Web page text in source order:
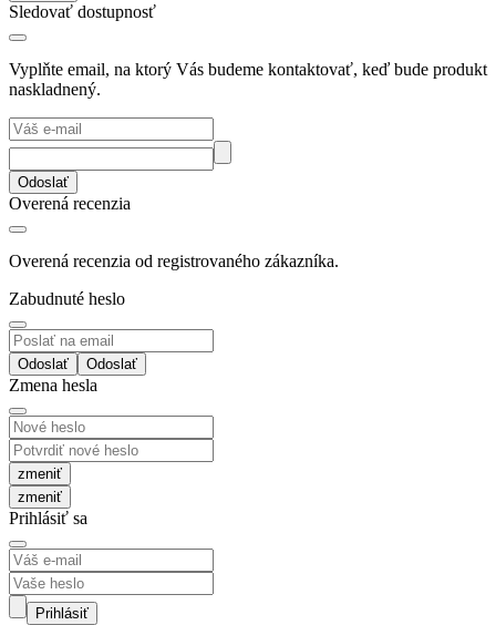
Sledovať dostupnosť
Vyplňte email, na ktorý Vás budeme kontaktovať, keď bude produkt
naskladnený.
Odoslať
Overená recenzia
Overená recenzia od registrovaného zákazníka.
Zabudnuté heslo
Odoslať
Zmena hesla
zmeniť
Prihlásiť sa
Prihlásiť